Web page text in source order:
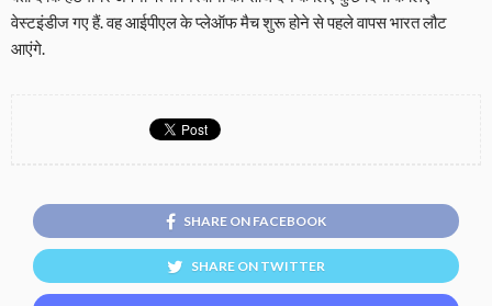
वेस्टइंडीज गए हैं. वह आईपीएल के प्लेऑफ मैच शुरू होने से पहले वापस भारत लौट
आएंगे.
SHARE ON FACEBOOK
SHARE ON TWITTER